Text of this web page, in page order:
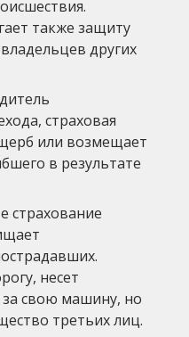
также защиту
других
страховая
или возмещает
в результате
страхование
несет
за свою машину, но
третьих лиц.